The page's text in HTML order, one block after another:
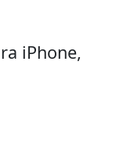
iPhone,